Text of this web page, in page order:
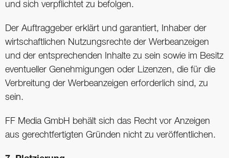
und sich verpflichtet zu befolgen.
Der Auftraggeber erklärt und garantiert, Inhaber der
wirtschaftlichen Nutzungsrechte der Werbeanzeigen
und der entsprechenden Inhalte zu sein sowie im Besitz
eventueller Genehmigungen oder Lizenzen, die für die
Verbreitung der Werbeanzeigen erforderlich sind, zu
sein.
FF Media GmbH behält sich das Recht vor Anzeigen
aus gerechtfertigten Gründen nicht zu veröffentlichen.